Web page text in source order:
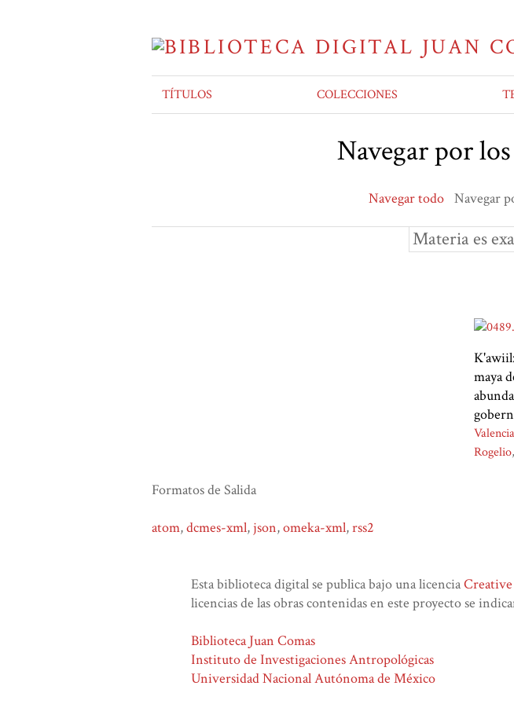
TÍTULOS COLECCIONES
Navegar por
Navegar todo Navegar
Materia es
maya
Rogelio
Formatos de Salida
atom,dcmes-xml, json,omeka-xml,rss2
Esta biblioteca digital se publica bajo una licencia
licencias de las obras contenidas en este proyecto se
Biblioteca Juan Comas
Instituto de Investigaciones Antropológicas
Universidad Nacional Autónoma de México